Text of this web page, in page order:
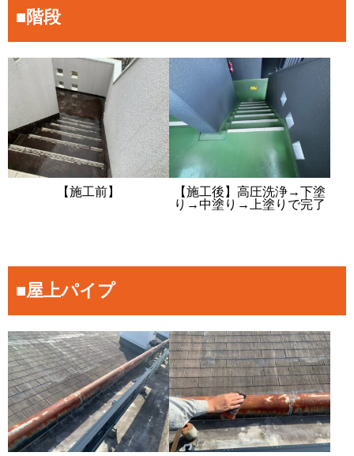
■階段
【施工前】
【施工後】高圧洗浄→下塗
り→中塗り→上塗りで完了
■屋上パイプ